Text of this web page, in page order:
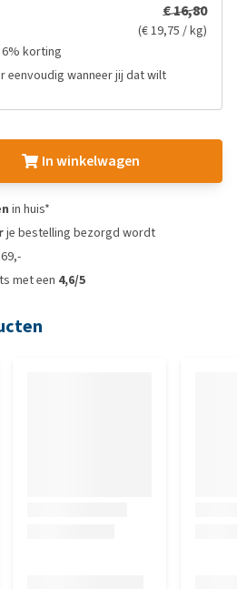
€ 16,80
(€ 19,75 / kg)
korting
eenvoudig wanneer jij dat wilt
In winkelwagen
in huis*
je bestelling bezorgd wordt
met een 4,6/5